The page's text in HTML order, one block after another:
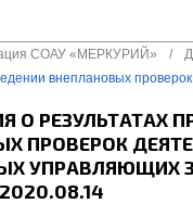
СОАУ «МЕРКУРИЙ» /
внеплановых проверок
О РЕЗУЛЬТАТАХ
ПРОВЕРОК
УПРАВЛЯЮЩИХ